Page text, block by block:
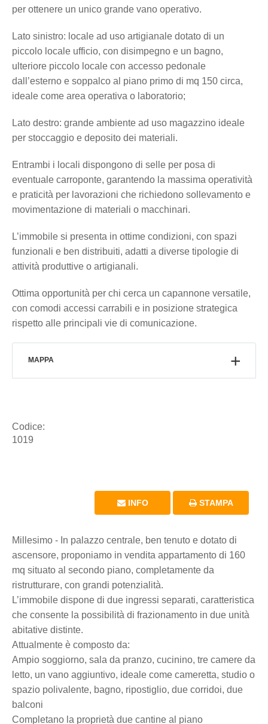
per ottenere un unico grande vano operativo.
Lato sinistro: locale ad uso artigianale dotato di un
piccolo locale ufficio, con disimpegno e un bagno,
ulteriore piccolo locale con accesso pedonale
dall’esterno e soppalco al piano primo di mq 150 circa,
ideale come area operativa o laboratorio;
Lato destro: grande ambiente ad uso magazzino ideale
per stoccaggio e deposito dei materiali.
Entrambi i locali dispongono di selle per posa di
eventuale carroponte, garantendo la massima operatività
e praticità per lavorazioni che richiedono sollevamento e
movimentazione di materiali o macchinari.
L’immobile si presenta in ottime condizioni, con spazi
funzionali e ben distribuiti, adatti a diverse tipologie di
attività produttive o artigianali.
Ottima opportunità per chi cerca un capannone versatile,
con comodi accessi carrabili e in posizione strategica
rispetto alle principali vie di comunicazione.
MAPPA
INFO STAMPA
Codice:
1019
Millesimo - In palazzo centrale, ben tenuto e dotato di
ascensore, proponiamo in vendita appartamento di 160
mq situato al secondo piano, completamente da
ristrutturare, con grandi potenzialità.
L’immobile dispone di due ingressi separati, caratteristica
che consente la possibilità di frazionamento in due unità
abitative distinte.
Attualmente è composto da:
Ampio soggiorno, sala da pranzo, cucinino, tre camere da
letto, un vano aggiuntivo, ideale come cameretta, studio o
spazio polivalente, bagno, ripostiglio, due corridoi, due
balconi
Completano la proprietà due cantine al piano